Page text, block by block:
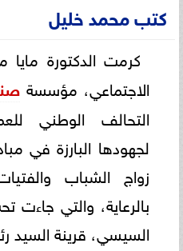
كتب محمد خليل
كرمت الدكتورة مايا
الاجتماعي، مؤسسة
التحالف الوطني
لجهودها البارزة في
زواج الشباب
بالرعاية، والتي جاءت
السيسي، قرينة السيد